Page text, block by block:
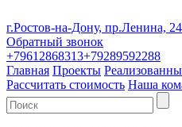
г.Ростов-на-Дону, пр.Ленина,
Обратный звонок
+79612868313+79289592288
Главная Проекты
Рассчитать стоимость Наша